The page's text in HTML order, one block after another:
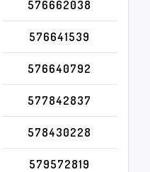
576662038
576641539
576640792
577842837
578430228
579572819